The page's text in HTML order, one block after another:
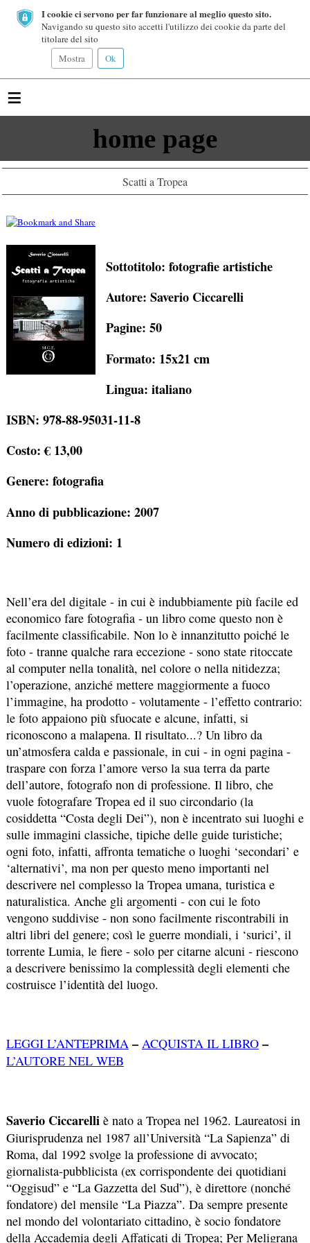
I cookie ci servono per far funzionare al meglio questo sito.
Navigando su questo sito accetti l'utilizzo dei cookie da parte del
titolare del sito
Mostra
Ok
≡
home page
Scatti a Tropea
Sottotitolo: fotografie artistiche
Autore: Saverio Ciccarelli
Pagine: 50
Formato: 15x21 cm
Lingua: italiano
ISBN: 978-88-95031-11-8
Costo: € 13,00
Genere: fotografia
Anno di pubblicazione: 2007
Numero di edizioni: 1
Nell’era del digitale - in cui è indubbiamente più facile ed
economico fare fotografia - un libro come questo non è
facilmente classificabile. Non lo è innanzitutto poiché le
foto - tranne qualche rara eccezione - sono state ritoccate
al computer nella tonalità, nel colore o nella nitidezza;
l’operazione, anziché mettere maggiormente a fuoco
l’immagine, ha prodotto - volutamente - l’effetto contrario:
le foto appaiono più sfuocate e alcune, infatti, si
riconoscono a malapena. Il risultato...? Un libro da
un’atmosfera calda e passionale, in cui - in ogni pagina -
traspare con forza l’amore verso la sua terra da parte
dell’autore, fotografo non di professione. Il libro, che
vuole fotografare Tropea ed il suo circondario (la
cosiddetta “Costa degli Dei”), non è incentrato sui luoghi e
sulle immagini classiche, tipiche delle guide turistiche;
ogni foto, infatti, affronta tematiche o luoghi ‘secondari’ e
‘alternativi’, ma non per questo meno importanti nel
descrivere nel complesso la Tropea umana, turistica e
naturalistica. Anche gli argomenti - con cui le foto
vengono suddivise - non sono facilmente riscontrabili in
altri libri del genere; così le guerre mondiali, i ‘surici’, il
torrente Lumia, le fiere - solo per citarne alcuni - riescono
a descrivere benissimo la complessità degli elementi che
costruisce l’identità del luogo.
LEGGI L’ANTEPRIMA– ACQUISTA IL LIBRO–
L’AUTORE NEL WEB
Saverio Ciccarelliè nato a Tropea nel 1962. Laureatosi in
Giurisprudenza nel 1987 all’Università “La Sapienza” di
Roma, dal 1992 svolge la professione di avvocato;
giornalista-pubblicista (ex corrispondente dei quotidiani
“Oggisud” e “La Gazzetta del Sud”), è direttore (nonché
fondatore) del mensile “La Piazza”. Da sempre presente
nel mondo del volontariato cittadino, è socio fondatore
della Accademia degli Affaticati di Tropea; Per Meligrana